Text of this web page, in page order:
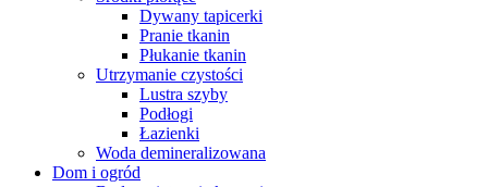
Dywany tapicerki
Pranie tkanin
Płukanie tkanin
Utrzymanie czystości
Lustra szyby
Podłogi
Łazienki
Woda demineralizowana
Dom i ogród